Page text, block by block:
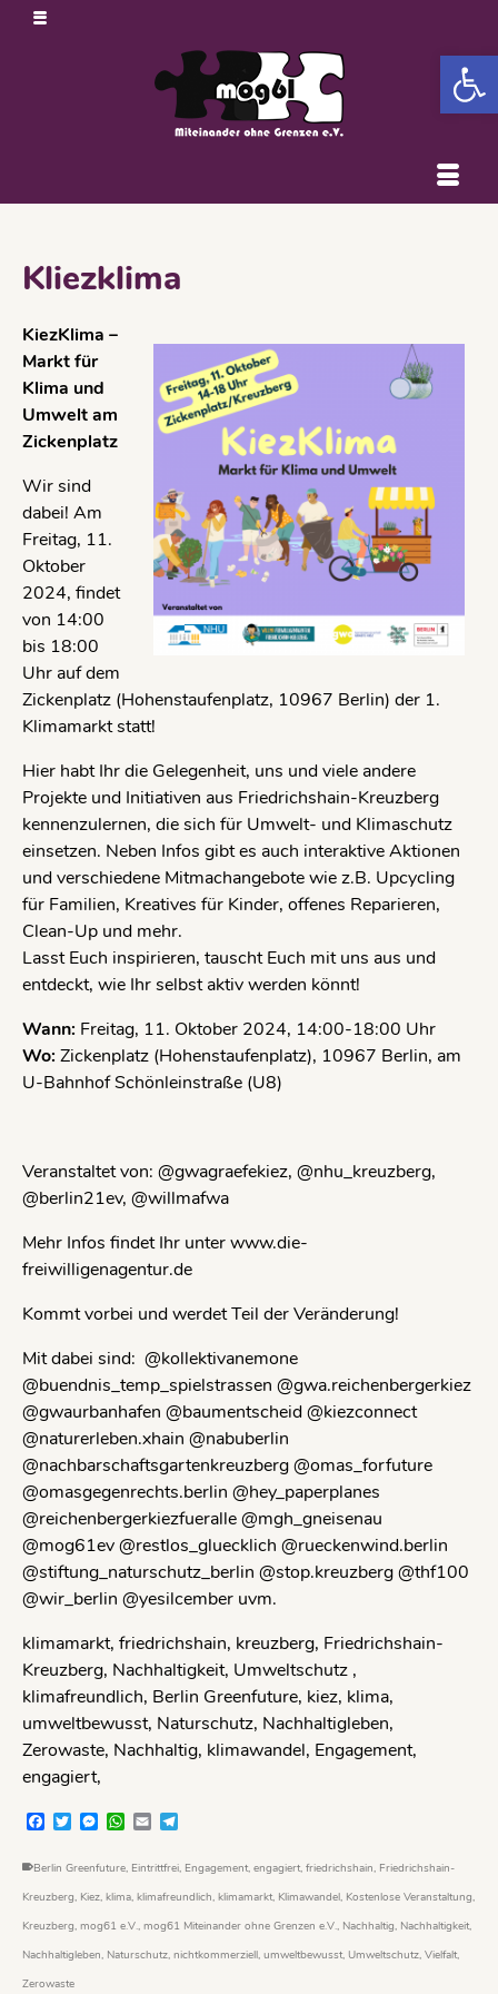
Kliezklima
KiezKlima –
Markt für
Klima und
Umwelt am
Zickenplatz
Wir sind
dabei! Am
Freitag, 11.
Oktober
2024, findet
von 14:00
bis 18:00
Uhr auf dem
Zickenplatz (Hohenstaufenplatz, 10967 Berlin) der 1.
Klimamarkt statt!
Hier habt Ihr die Gelegenheit, uns und viele andere
Projekte und Initiativen aus Friedrichshain-Kreuzberg
kennenzulernen, die sich für Umwelt- und Klimaschutz
einsetzen. Neben Infos gibt es auch interaktive Aktionen
und verschiedene Mitmachangebote wie z.B. Upcycling
für Familien, Kreatives für Kinder, offenes Reparieren,
Clean-Up und mehr.
Lasst Euch inspirieren, tauscht Euch mit uns aus und
entdeckt, wie Ihr selbst aktiv werden könnt!
Wann: Freitag, 11. Oktober 2024, 14:00-18:00 Uhr
Wo: Zickenplatz (Hohenstaufenplatz), 10967 Berlin, am
U-Bahnhof Schönleinstraße (U8)
Veranstaltet von: @gwagraefekiez, @nhu_kreuzberg,
@berlin21ev, @willmafwa
Mehr Infos findet Ihr unter www.die-
freiwilligenagentur.de
Kommt vorbei und werdet Teil der Veränderung!
Mit dabei sind: @kollektivanemone
@buendnis_temp_spielstrassen @gwa.reichenbergerkiez
@gwaurbanhafen @baumentscheid @kiezconnect
@naturerleben.xhain @nabuberlin
@nachbarschaftsgartenkreuzberg @omas_forfuture
@omasgegenrechts.berlin @hey_paperplanes
@reichenbergerkiezfueralle @mgh_gneisenau
@mog61ev @restlos_gluecklich @rueckenwind.berlin
@stiftung_naturschutz_berlin @stop.kreuzberg @thf100
@wir_berlin @yesilcember uvm.
klimamarkt, friedrichshain, kreuzberg, Friedrichshain-
Kreuzberg, Nachhaltigkeit, Umweltschutz ,
klimafreundlich, Berlin Greenfuture, kiez, klima,
umweltbewusst, Naturschutz, Nachhaltigleben,
Zerowaste, Nachhaltig, klimawandel, Engagement,
engagiert,
Facebook
TwitterMessenger
WhatsApp
Email
Berlin Greenfuture, Eintrittfrei, Engagement, engagiert, friedrichshain, Friedrichshain-
Kreuzberg, Kiez, klima, klimafreundlich, klimamarkt, Klimawandel, Kostenlose Veranstaltung,
Kreuzberg, mog61 e.V., mog61 Miteinander ohne Grenzen e.V., Nachhaltig, Nachhaltigkeit,
Nachhaltigleben, Naturschutz, nichtkommerziell, umweltbewusst, Umweltschutz, Vielfalt,
Zerowaste